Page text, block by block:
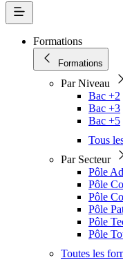
Formations
Formations
Par Niveau
Bac +2
Bac +3
Bac +5
Tous
Par Secteur
Pôle
Pôle
Pôle
Pôle
Pôle
Pôle
Toutes les